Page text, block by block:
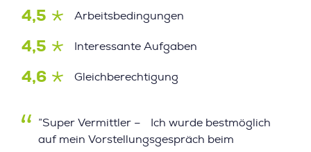
4,5 Arbeitsbedingungen
4,5 Interessante Aufgaben
4,6 Gleichberechtigung
”Super Vermittler – Ich wurde bestmöglich
auf mein Vorstellungsgespräch beim